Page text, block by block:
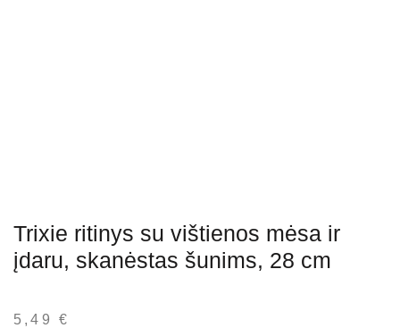
Trixie ritinys su vištienos mėsa ir
įdaru, skanėstas šunims, 28 cm
5,49 €